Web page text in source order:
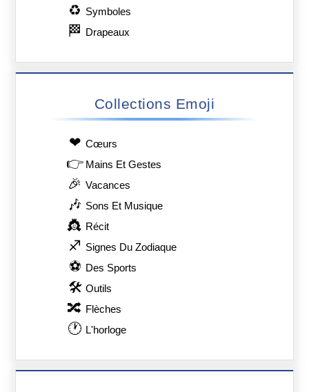
♻ Symboles
🏁 Drapeaux
Collections Emoji
❤ Сœurs
👉 Mains Et Gestes
🎉 Vacances
🎶 Sons Et Musique
👸 Récit
♐ Signes Du Zodiaque
⚽ Des Sports
🛠 Outils
🔀 Flèches
🕐 L'horloge